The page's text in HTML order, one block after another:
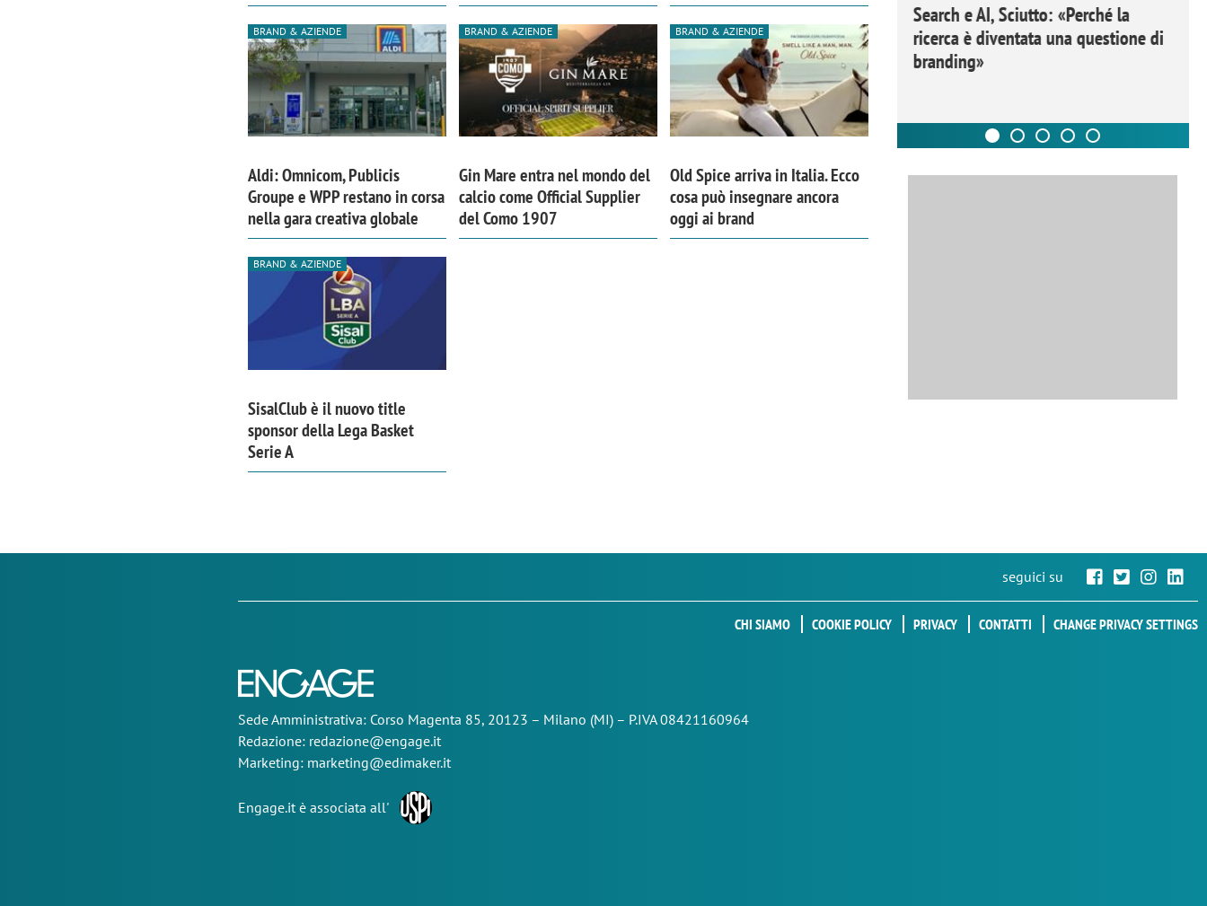
BRAND & AZIENDE
Aldi: Omnicom, Publicis
Groupe e WPP restano in corsa
nella gara creativa globale
BRAND & AZIENDE
Gin Mare entra nel mondo del
calcio come Official Supplier
del Como 1907
BRAND & AZIENDE
Old Spice arriva in Italia. Ecco
cosa può insegnare ancora
oggi ai brand
BRAND & AZIENDE
SisalClub è il nuovo title
sponsor della Lega Basket
Serie A
comunicazione crea un brand food:
«Marketing e prodotto devono
Emanuele Viora di Deloitte Digital:
«La creatività resta centrale, l’AI deve
amplificare il talento»
Ricerche di mercato. Neri, Ipsos
Doxa: «Non basta più descrivere i
fenomeni: bisogna comprenderli e
tradurli in azioni»
Search e AI, Sciutto: «Perché la
ricerca è diventata una questione di
branding»
seguici su
CHI SIAMO COOKIE POLICY PRIVACY CONTATTI CHANGE PRIVACY SETTINGS
SedeAmministrativa: Corso Magenta 85, 20123 – Milano (MI) – P.IVA 08421160964
Redazione: redazione@engage.it
Marketing: marketing@edimaker.it
Engage.it è associata all'